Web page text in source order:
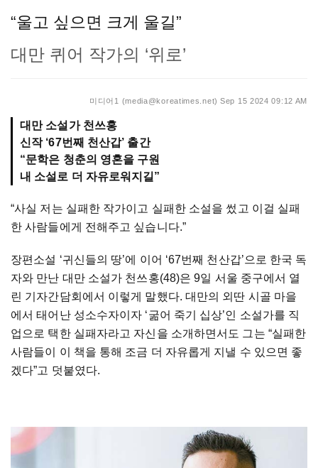
“울고 싶으면 크게 울길”
대만 퀴어 작가의 ‘위로’
미디어1 (media@koreatimes.net) Sep 15 2024 09:12 AM
대만 소설가 천쓰홍
신작 ‘67번째 천산갑’ 출간
“문학은 청춘의 영혼을 구원
내 소설로 더 자유로워지길”
“사실 저는 실패한 작가이고 실패한 소설을 썼고 이걸 실패
한 사람들에게 전해주고 싶습니다.”
장편소설 ‘귀신들의 땅’에 이어 ‘67번째 천산갑’으로 한국 독
자와 만난 대만 소설가 천쓰홍(48)은 9일 서울 중구에서 열
린 기자간담회에서 이렇게 말했다. 대만의 외딴 시골 마을
에서 태어난 성소수자이자 ‘굶어 죽기 십상’인 소설가를 직
업으로 택한 실패자라고 자신을 소개하면서도 그는 “실패한
사람들이 이 책을 통해 조금 더 자유롭게 지낼 수 있으면 좋
겠다”고 덧붙였다.